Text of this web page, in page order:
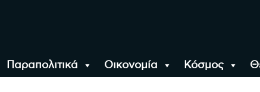
Παραπολιτικά Οικονομία Κόσμος